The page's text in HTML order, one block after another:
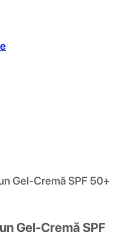
Gel-Cremă SPF 50+
Gel-Cremă SPF